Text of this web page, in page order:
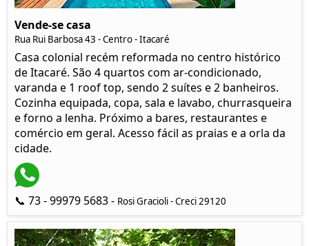
Vende-se casa
Rua Rui Barbosa 43 - Centro - Itacaré
Casa colonial recém reformada no centro histórico
de Itacaré. São 4 quartos com ar-condicionado,
varanda e 1 roof top, sendo 2 suítes e 2 banheiros.
Cozinha equipada, copa, sala e lavabo, churrasqueira
e forno a lenha. Próximo a bares, restaurantes e
comércio em geral. Acesso fácil as praias e a orla da
cidade.
📞 73 - 99979 5683 - Rosi Gracioli - Creci 29120